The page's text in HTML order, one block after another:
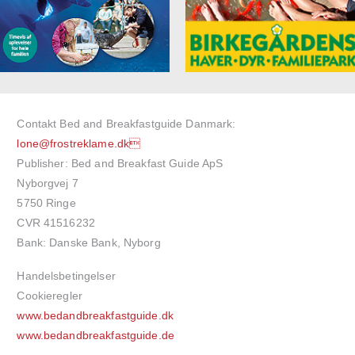
Contakt Bed and Breakfastguide Danmark:
lone@frostreklame.dk
Publisher: Bed and Breakfast Guide ApS
Nyborgvej 7
5750 Ringe
CVR 41516232
Bank: Danske Bank, Nyborg
Handelsbetingelser
Cookieregler
www.bedandbreakfastguide.dk
www.bedandbreakfastguide.de